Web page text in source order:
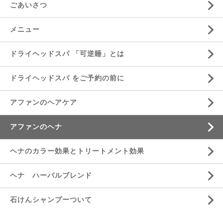
ごあいさつ
メニュー
ドライヘッドスパ 「可逆睡」とは
ドライヘッドスパ をご予約の前に
アファンのヘアケア
アファンのヘナ
ヘナのカラー効果とトリートメント効果
ヘナ ハーバルブレンド
石けんシャンプーついて